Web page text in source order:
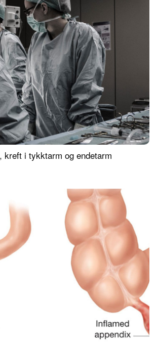
kreft i tykktarm og endetarm